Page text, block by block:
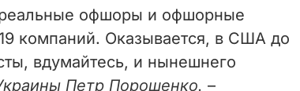
офшоры и офшорные
компаний. Оказывается, в США до
вдумайтесь, и нынешнего
Петр Порошенко. –